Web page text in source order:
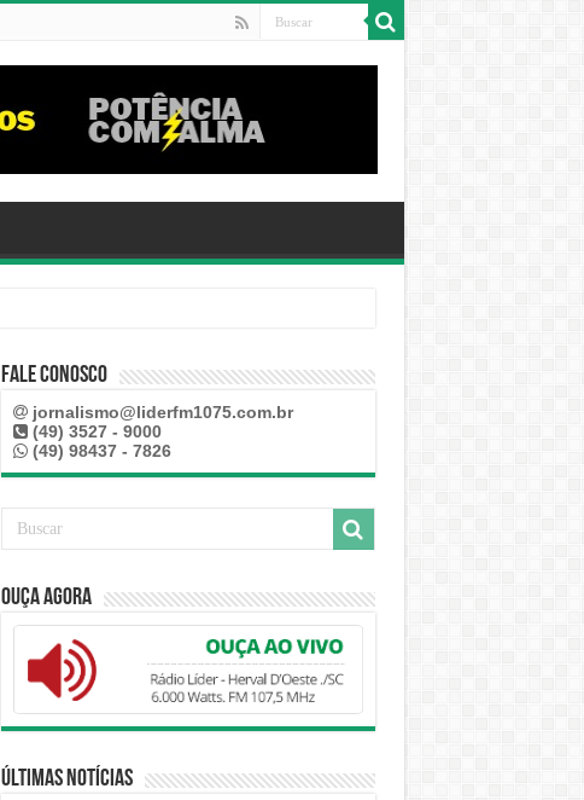
Fale Conosco
jornalismo@liderfm1075.com.br
(49) 3527 - 9000
(49) 98437 - 7826
Ouça Agora
Últimas Notícias